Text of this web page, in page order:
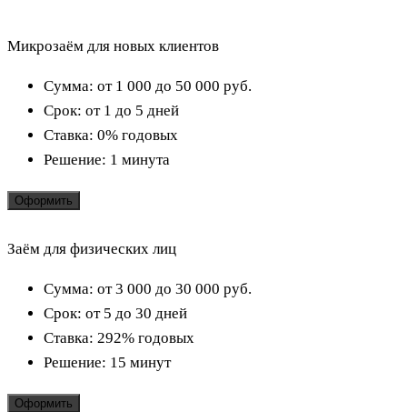
Микрозаём для новых клиентов
Сумма: от 1 000 до 50 000 руб.
Срок: от 1 до 5 дней
Ставка: 0% годовых
Решение: 1 минута
Оформить
Заём для физических лиц
Сумма: от 3 000 до 30 000 руб.
Срок: от 5 до 30 дней
Ставка: 292% годовых
Решение: 15 минут
Оформить